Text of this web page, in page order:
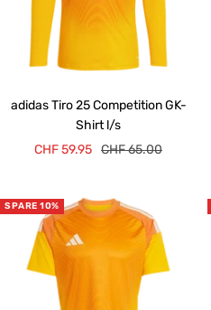
adidas Tiro 25 Competition GK-
Shirt l/s
Angebotspreis
CHF 59.95 Regulärer
CHF 65.00
SPARE 10%